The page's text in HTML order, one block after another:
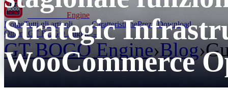
GT BOGO Engine
HomeTutti gli articoli CaratteristichePrezziDownload
Ottieni GT BOGO Engine →
GT BOGO Engine›Blog›
Strategic
WooCommerce